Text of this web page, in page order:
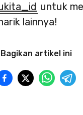
untuk
lainnya!
Bagikan artikel ini